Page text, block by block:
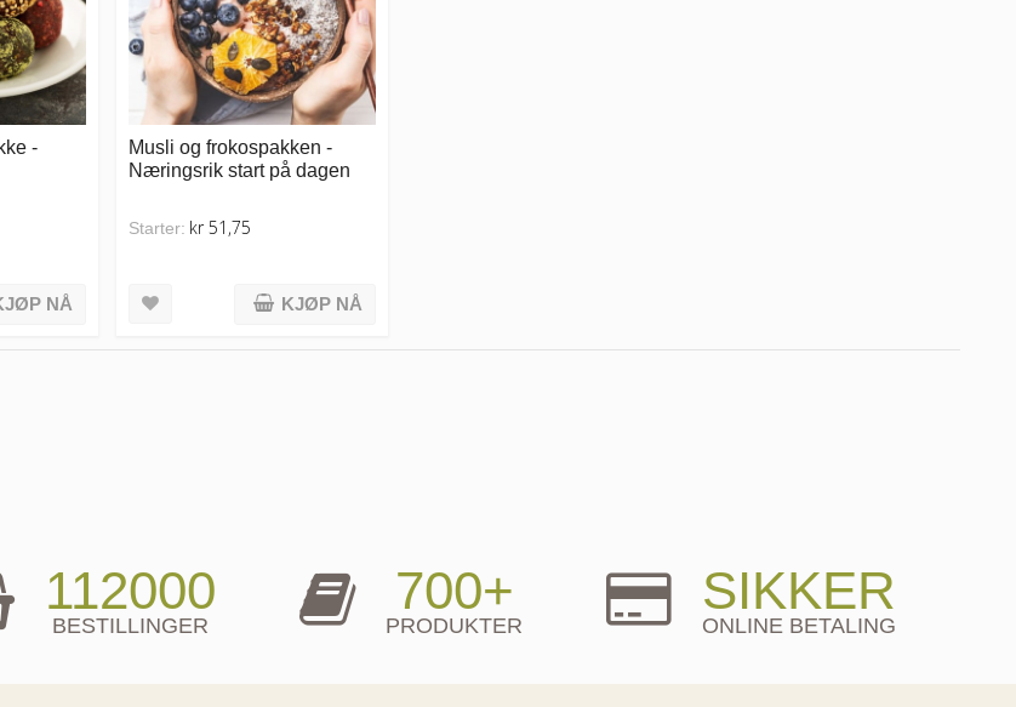
-
NÅ
Musli og frokospakken -
Næringsrik start på dagen
Starter: kr 51,75
KJØP NÅ
112000
BESTILLINGER
700+
PRODUKTER
SIKKER
ONLINE BETALING